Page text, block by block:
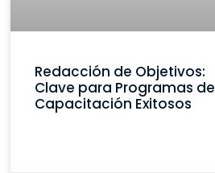
Redacción de Objetivos:
Clave para Programas de
Capacitación Exitosos